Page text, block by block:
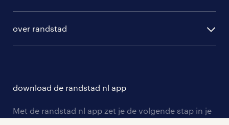
randstad digital
hr-diensten
branches
tarieven
personeel gezocht
solliciteren
over randstad
onze vestigingen
download de randstad nl app
Met de randstad nl app zet je de volgende stap in je